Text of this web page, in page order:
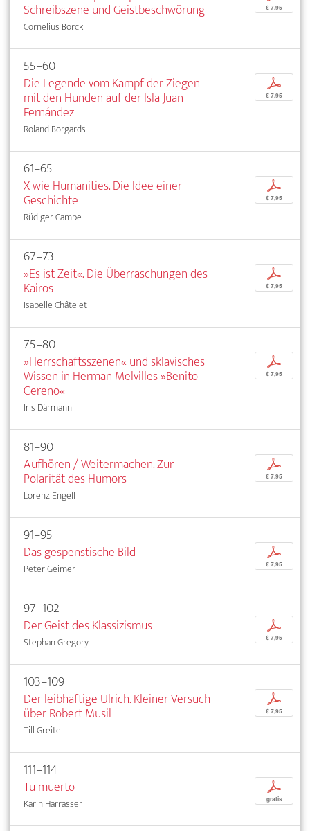
Schreibszene und Geistbeschwörung
Cornelius Borck
€ 7,95
55–60
Die Legende vom Kampf der Ziegen
mit den Hunden auf der Isla Juan
Fernández
Roland Borgards
p
€ 7,95
61–65
X wie Humanities. Die Idee einer
Geschichte
Rüdiger Campe
p
€ 7,95
67–73
»Es ist Zeit«. Die Überraschungen des
Kairos
Isabelle Châtelet
p
€ 7,95
75–80
»Herrschaftsszenen« und sklavisches
Wissen in Herman Melvilles »Benito
Cereno«
Iris Därmann
p
€ 7,95
81–90
Aufhören / Weitermachen. Zur
Polarität des Humors
Lorenz Engell
p
€ 7,95
91–95
Das gespenstische Bild
Peter Geimer
p
€ 7,95
97–102
Der Geist des Klassizismus
Stephan Gregory
p
€ 7,95
103–109
Der leibhaftige Ulrich. Kleiner Versuch
über Robert Musil
Till Greite
p
€ 7,95
111–114
Tu muerto
Karin Harrasser
p
gratis